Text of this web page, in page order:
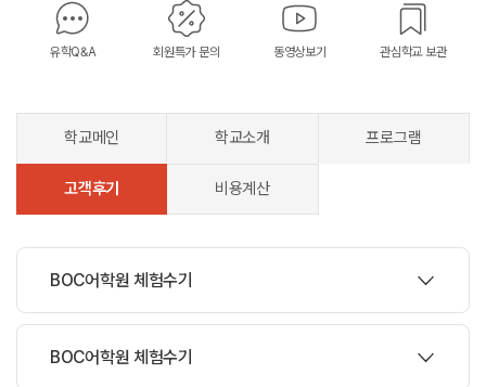
유학Q&A 회원특가 문의 동영상보기 관심학교 보관
학교메인 학교소개 프로그램
고객후기 비용계산
BOC어학원 체험수기
BOC어학원 체험수기